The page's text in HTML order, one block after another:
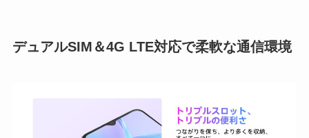
デュアルSIM＆4G LTE対応で柔軟な通信環境